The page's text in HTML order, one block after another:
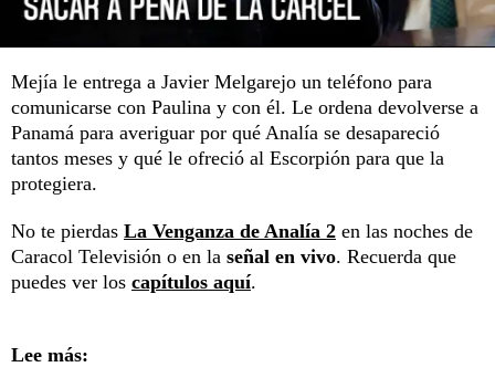
Mejía le entrega a Javier Melgarejo un teléfono para
comunicarse con Paulina y con él. Le ordena devolverse a
Panamá para averiguar por qué Analía se desapareció
tantos meses y qué le ofreció al Escorpión para que la
protegiera.
No te pierdas La Venganza de Analía 2 en las noches de
Caracol Televisión o en la señal en vivo. Recuerda que
puedes ver los capítulos aquí.
Lee más: